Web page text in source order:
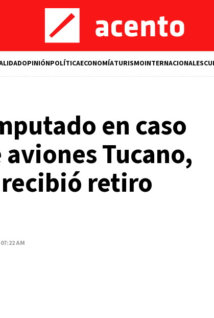
OPINIÓNPOLÍTICAECONOMÍATURISMOINTERNACIONALES
en caso
Tucano,
retiro
AM